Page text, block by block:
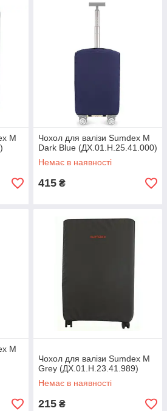
M
Чохол для валізи Sumdex M
Dark Blue (ДХ.01.Н.25.41.000)
Немає в наявності
415 ₴
M
Чохол для валізи Sumdex M
Grey (ДХ.01.Н.23.41.989)
Немає в наявності
215 ₴